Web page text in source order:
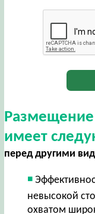
имеет
перед другими
невысокой
охватом